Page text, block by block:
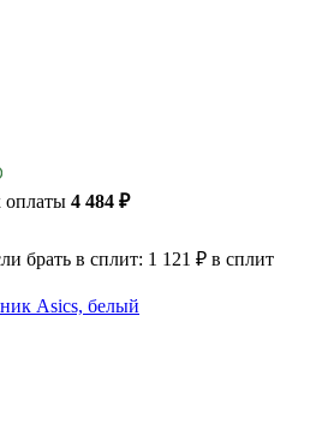
оплаты 4 484 ₽
брать в сплит: 1 121 ₽ в сплит
Asics, белый